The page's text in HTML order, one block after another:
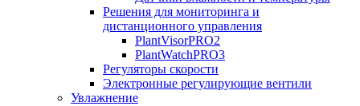
Решения для мониторинга и
дистанционного управления
PlantVisorPRO2
PlantWatchPRO3
Регуляторы скорости
Электронные регулирующие вентили
Увлажнение